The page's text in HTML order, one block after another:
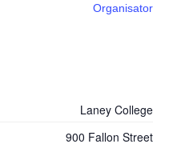
Laney College
900 Fallon Street
Organisator